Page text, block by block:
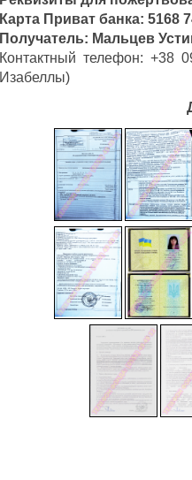
Карта Приват банка: 5168
Получатель: Мальцев
Контактный телефон: +38
Изабеллы)